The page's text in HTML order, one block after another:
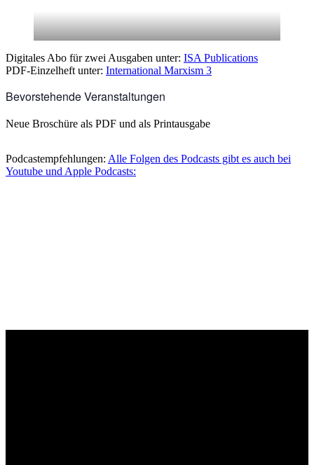
Digitales Abo für zwei Ausgaben unter: ISA Publications
PDF-Einzelheft unter: International Marxism 3
Bevorstehende Veranstaltungen
Neue Broschüre als PDF und als Printausgabe
Podcastempfehlungen: Alle Folgen des Podcasts gibt es auch bei
Youtube und Apple Podcasts: